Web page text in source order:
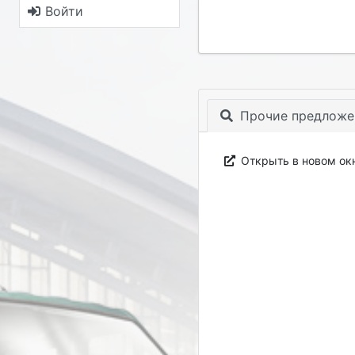
Войти
Прочие
Открыть в новом